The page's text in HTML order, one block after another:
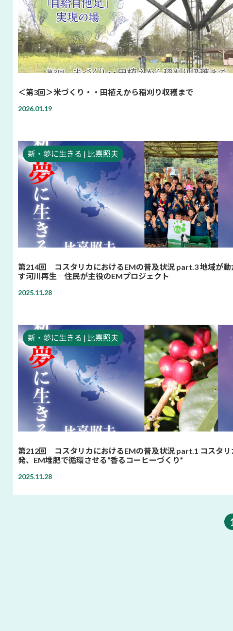
＜第3回＞米づくり・・田植えから稲刈り収穫まで
2026.01.19
新・夢に生きる | 比嘉照夫
第214回 コスタリカにおけるEMの普及状況 part.3 地域が動
す河川再生─住民が主役のEMプロジェクト
2025.11.28
新・夢に生きる | 比嘉照夫
第212回 コスタリカにおけるEMの普及状況 part.1 コスタリ
発、EM堆肥で循環させる“香るコーヒーづくり”
2025.11.28